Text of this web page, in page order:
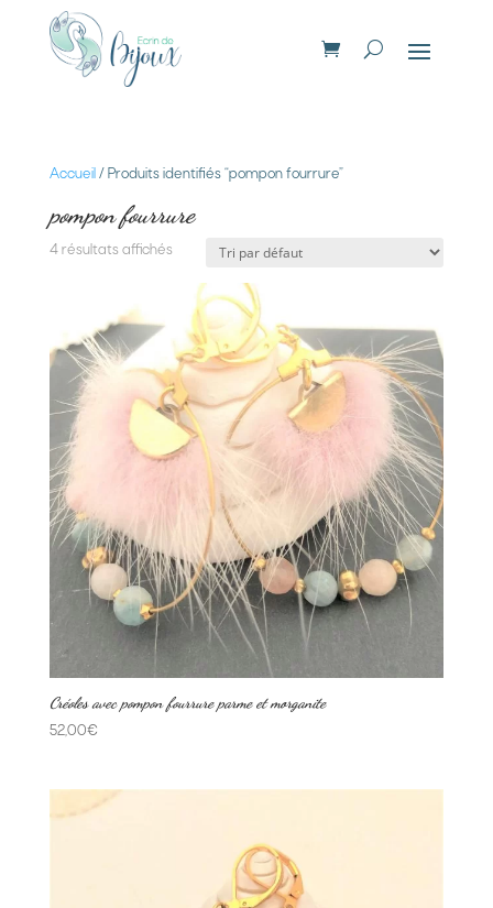
Accueil / Produits identifiés “pompon fourrure”
pompon fourrure
4 résultats affichés
Créoles avec pompon fourrure parme et morganite
52,00€